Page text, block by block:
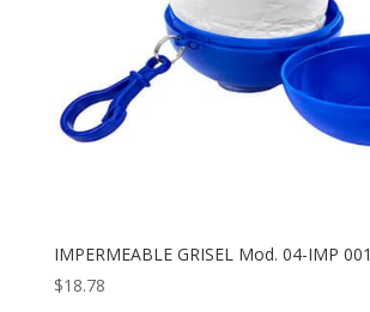
IMPERMEABLE GRISEL Mod. 04-IMP 001
$18.78